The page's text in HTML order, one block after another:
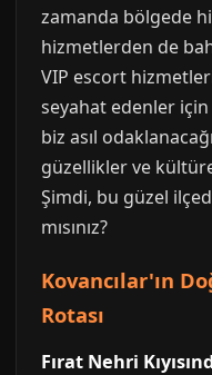
zamanda bölgede
hizmetlerden de
VIP escort
seyahat edenler
biz asıl
güzellikler ve
Şimdi, bu güzel
mısınız?
Kovancılar'ın
Rotası
Fırat Nehri